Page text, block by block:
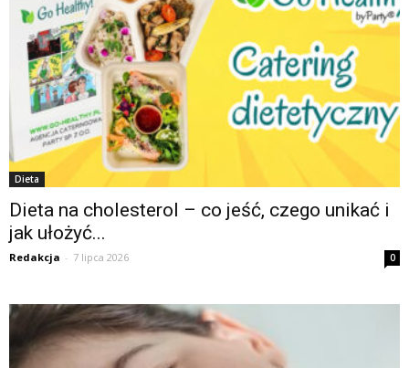
Dieta
Dieta na cholesterol – co jeść, czego unikać i
jak ułożyć...
Redakcja - 7 lipca 2026 0